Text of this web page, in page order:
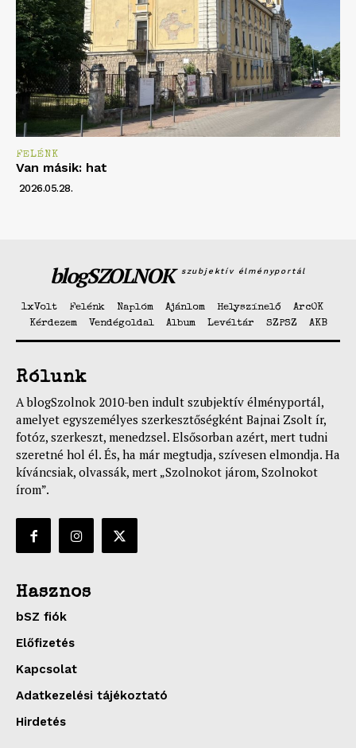
FELÉNK
Van másik: hat
2026.05.28.
blogSZOLNOK szubjektív élményportál
1xVolt Felénk Naplóm Ajánlom Helyszínelő
ArcOK
Kérdezem
Vendégoldal Album Levéltár SZPSZ AKB
Rólunk
A blogSzolnok 2010-ben indult szubjektív élményportál,
amelyet egyszemélyes szerkesztőségként Bajnai Zsolt ír,
fotóz, szerkeszt, menedzsel. Elsősorban azért, mert tudni
szeretné hol él. És, ha már megtudja, szívesen elmondja. Ha
kíváncsiak, olvassák, mert „Szolnokot járom, Szolnokot
írom”.
Hasznos
bSZ fiók
Előfizetés
Kapcsolat
Adatkezelési tájékoztató
Hirdetés